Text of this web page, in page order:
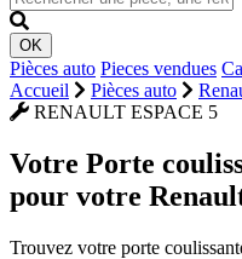
OK
Pièces auto Pieces vendues
Accueil
Pièces auto
RENAULT ESPACE 5
Votre Porte
pour votre
Trouvez votre porte